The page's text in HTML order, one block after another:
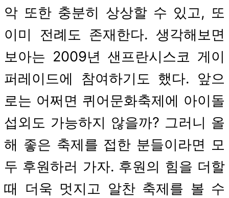
악 또한 충분히 상상할 수 있고, 또
이미 전례도 존재한다. 생각해보면
보아는 2009년 샌프란시스코 게이
퍼레이드에 참여하기도 했다. 앞으
로는 어쩌면 퀴어문화축제에 아이돌
섭외도 가능하지 않을까? 그러니 올
해 좋은 축제를 접한 분들이라면 모
두 후원하러 가자. 후원의 힘을 더할
때 더욱 멋지고 알찬 축제를 볼 수